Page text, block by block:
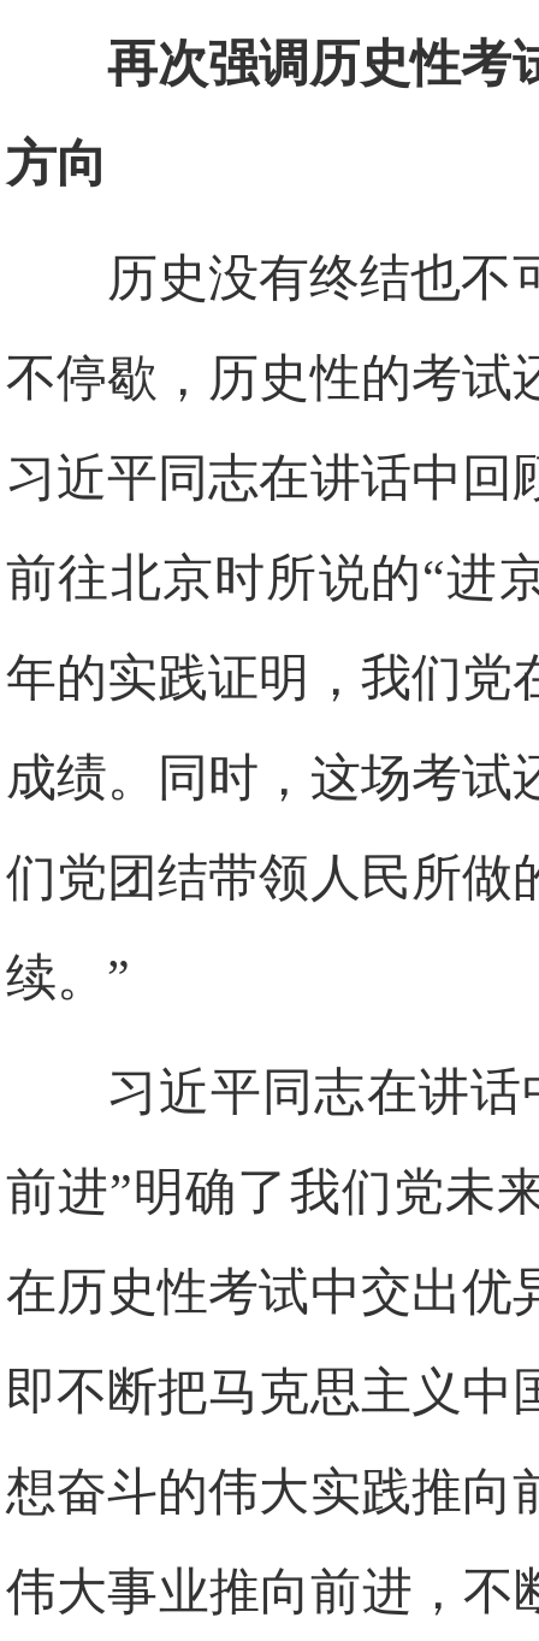
再次强调历史性考
方向
历史没有终结也不
不停歇，历史性的考试
习近平同志在讲话中回
前往北京时所说的“进
年的实践证明，我们党
成绩。同时，这场考试
们党团结带领人民所做
续。”
习近平同志在讲
前进”明确了我们党未
在历史性考试中交出优
即不断把马克思主义中
想奋斗的伟大实践推向
伟大事业推向前进，不